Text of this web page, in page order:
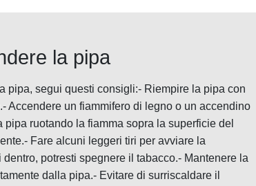
la pipa
pipa, segui questi consigli:- Riempire la pipa con
Accendere un fiammifero di legno o un accendino
ruotando la fiamma sopra la superficie del
Fare alcuni leggeri tiri per avviare la
potresti spegnere il tabacco.- Mantenere la
dalla pipa.- Evitare di surriscaldare il